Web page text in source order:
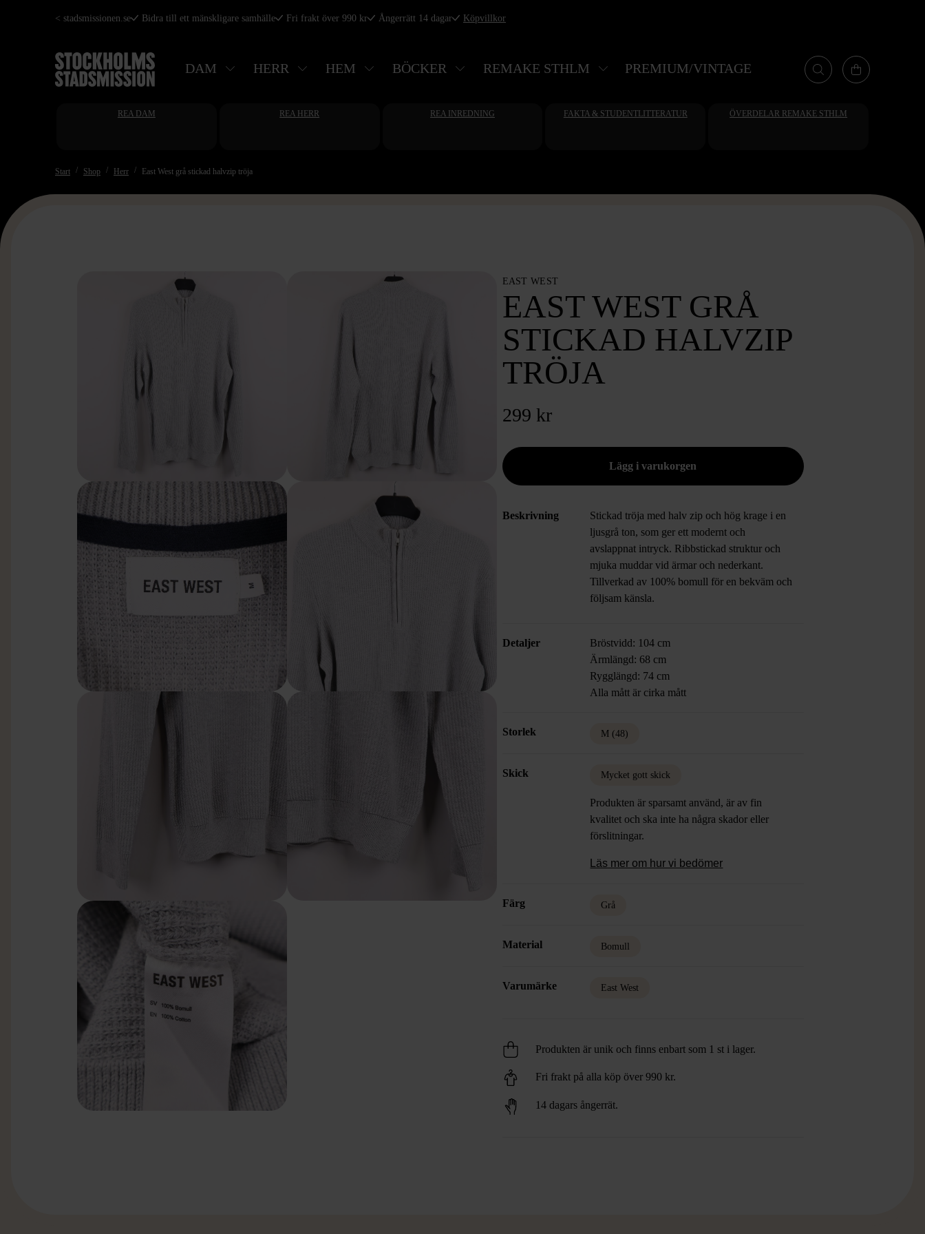
Hoppa
huvudinnehåll
< stadsmissionen.se Bidra till ett mänskligare samhälle Fri frakt över 990 kr Ångerrätt 14 dagar Köpvillkor
DAM HERR HEM BÖCKER REMAKE STHLM PREMIUM/VINTAGE
REA DAM REA HERR REA INREDNING FAKTA & STUDENTLITTERATUR ÖVERDELAR REMAKE STHLM
Start Shop Herr East West grå stickad halvzip tröja
EAST WEST
EAST WEST GRÅ
STICKAD HALVZIP
TRÖJA
299 kr
Beskrivning
Stickad tröja med halv zip och hög krage i en
ljusgrå ton, som ger ett modernt och
avslappnat intryck. Ribbstickad struktur och
mjuka muddar vid ärmar och nederkant.
Tillverkad av 100% bomull för en bekväm och
följsam känsla.
Detaljer
Bröstvidd: 104 cm
Ärmlängd: 68 cm
Rygglängd: 74 cm
Alla mått är cirka mått
Storlek M (48)
Skick Mycket gott skick
Produkten är sparsamt använd, är av fin
kvalitet och ska inte ha några skador eller
förslitningar.
Läs mer om hur vi bedömer
Färg Grå
Material Bomull
Varumärke East West
Produkten är unik och finns enbart som 1 st i lager.
Fri frakt på alla köp över 990 kr.
14 dagars ångerrät.